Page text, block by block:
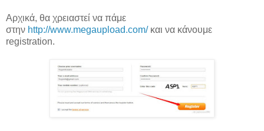
Αρχικά, θα χρειαστεί να πάμε
στην http://www.megaupload.com/και να κάνουμε
registration.